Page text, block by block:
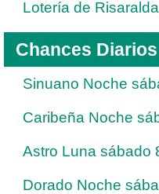
Lotería de
Chances Diarios
Sinuano Noche
Caribeña Noche
Astro Luna sábado
Dorado Noche